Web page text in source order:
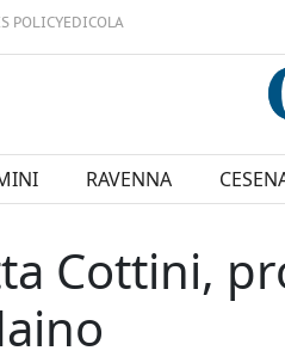
POLICYEDICOLA
RAVENNA
Cottini,